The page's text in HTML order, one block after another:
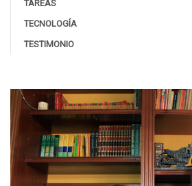
TAREAS
TECNOLOGÍA
TESTIMONIO